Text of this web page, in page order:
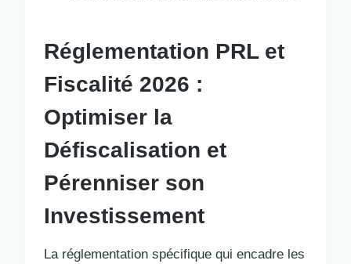
Réglementation PRL et
Fiscalité 2026 :
Optimiser la
Défiscalisation et
Pérenniser son
Investissement
La réglementation spécifique qui encadre les